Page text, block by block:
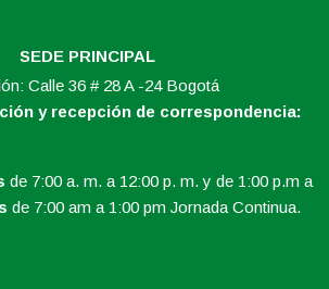
SEDE PRINCIPAL
Calle 36 # 28 A -24 Bogotá
y recepción de correspondencia:
de 7:00 a. m. a 12:00 p. m. y de 1:00 p.m a
de 7:00 am a 1:00 pm Jornada Continua.